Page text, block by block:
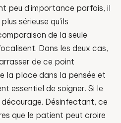
peu d’importance parfois, il
sérieuse qu’ils
de la seule
Dans les deux cas,
de ce point
la place dans la pensée et
essentiel de soigner. Si le
Désinfectant, ce
que le patient peut croire